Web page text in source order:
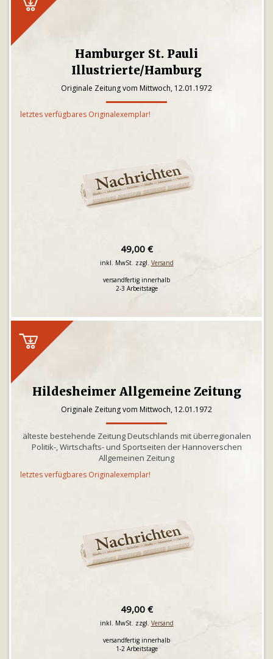
Hamburger St. Pauli
Illustrierte/Hamburg
Originale Zeitung vom Mittwoch, 12.01.1972
letztes verfügbares Originalexemplar!
49,00 €
inkl. MwSt. zzgl. Versand
versandfertig innerhalb
2-3 Arbeitstage
Hildesheimer Allgemeine Zeitung
Originale Zeitung vom Mittwoch, 12.01.1972
älteste bestehende Zeitung Deutschlands mit überregionalen
Politik-, Wirtschafts- und Sportseiten der Hannoverschen
Allgemeinen Zeitung
letztes verfügbares Originalexemplar!
49,00 €
inkl. MwSt. zzgl. Versand
versandfertig innerhalb
1-2 Arbeitstage